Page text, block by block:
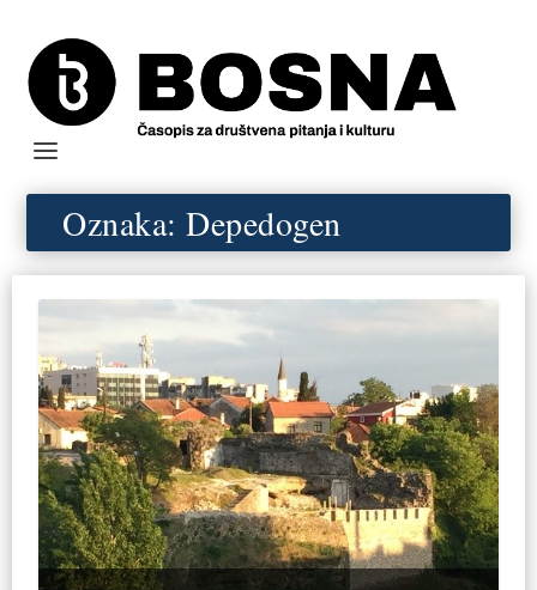
Oznaka:Depedogen